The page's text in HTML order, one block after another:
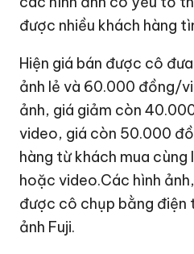
được nhiều khách hàng
Hiện giá bán được cô
ảnh lẻ và 60.000 đồng/
ảnh, giá giảm còn
video, giá còn 50.000
hàng từ khách mua cùng
hoặc video.Các hình
được cô chụp bằng điện
ảnh Fuji.